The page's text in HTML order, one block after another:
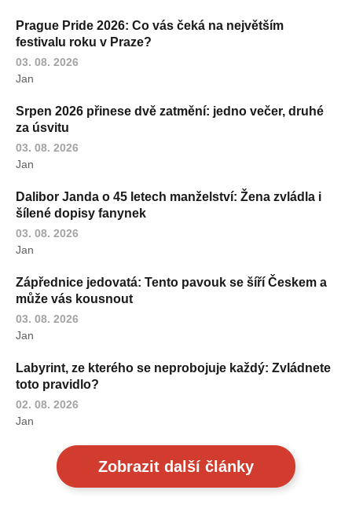
Prague Pride 2026: Co vás čeká na největším
festivalu roku v Praze?
03. 08. 2026
Jan
Srpen 2026 přinese dvě zatmění: jedno večer, druhé
za úsvitu
03. 08. 2026
Jan
Dalibor Janda o 45 letech manželství: Žena zvládla i
šílené dopisy fanynek
03. 08. 2026
Jan
Zápřednice jedovatá: Tento pavouk se šíří Českem a
může vás kousnout
03. 08. 2026
Jan
Labyrint, ze kterého se neprobojuje každý: Zvládnete
toto pravidlo?
02. 08. 2026
Jan
Zobrazit další články